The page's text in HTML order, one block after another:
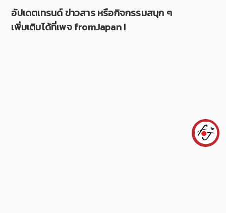
อัปเดตเทรนด์ ข่าวสาร หรือกิจกรรมสนุก ๆ
เพิ่มเติมได้ที่เพจ fromJapan !